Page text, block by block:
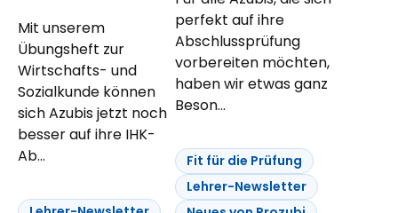
Mit unserem
Übungsheft zur
Wirtschafts- und
Sozialkunde können
sich Azubis jetzt noch
besser auf ihre IHK-
Ab...
perfekt auf ihre
Abschlussprüfung
vorbereiten möchten,
haben wir etwas ganz
Beson...
Fit für die Prüfung
Lehrer-Newsletter